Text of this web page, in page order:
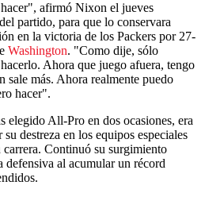
afirmó Nixon el jueves
partido, para que lo conservara
en la victoria de los Packers por 27-
Washington. "Como dije, sólo
Ahora que juego afuera, tengo
sale más. Ahora realmente puedo
hacer".
elegido All-Pro en dos ocasiones, era
destreza en los equipos especiales
Continuó su surgimiento
defensiva al acumular un récord